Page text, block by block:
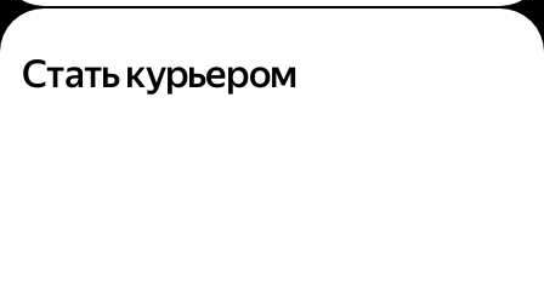
Стать курьером